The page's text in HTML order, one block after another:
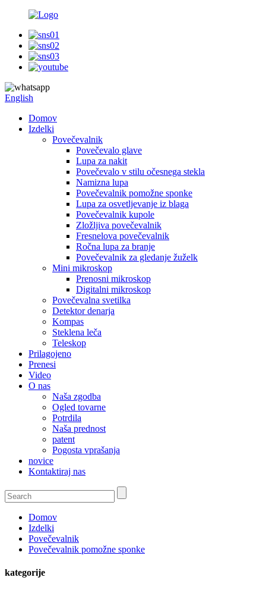
English
Domov
Izdelki
Povečevalnik
Povečevalo glave
Lupa za nakit
Povečevalo v stilu očesnega stekla
Namizna lupa
Povečevalnik pomožne sponke
Lupa za osvetljevanje iz blaga
Povečevalnik kupole
Zložljiva povečevalnik
Fresnelova povečevalnik
Ročna lupa za branje
Povečevalnik za gledanje žuželk
Mini mikroskop
Prenosni mikroskop
Digitalni mikroskop
Povečevalna svetilka
Detektor denarja
Kompas
Steklena leča
Teleskop
Prilagojeno
Prenesi
Video
O nas
Naša zgodba
Ogled tovarne
Potrdila
Naša prednost
patent
Pogosta vprašanja
novice
Kontaktiraj nas
Domov
Izdelki
Povečevalnik
Povečevalnik pomožne sponke
kategorije